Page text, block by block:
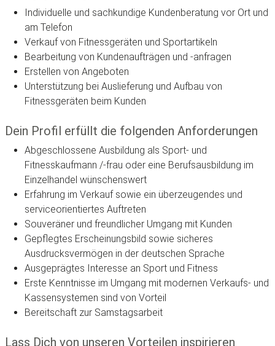
Individuelle und sachkundige Kundenberatung vor Ort und
am Telefon
Verkauf von Fitnessgeräten und Sportartikeln
Bearbeitung von Kundenaufträgen und -anfragen
Erstellen von Angeboten
Unterstützung bei Auslieferung und Aufbau von
Fitnessgeräten beim Kunden
Dein Profil erfüllt die folgenden Anforderungen
Abgeschlossene Ausbildung als Sport- und
Fitnesskaufmann /-frau oder eine Berufsausbildung im
Einzelhandel wünschenswert
Erfahrung im Verkauf sowie ein überzeugendes und
serviceorientiertes Auftreten
Souveräner und freundlicher Umgang mit Kunden
Gepflegtes Erscheinungsbild sowie sicheres
Ausdrucksvermögen in der deutschen Sprache
Ausgeprägtes Interesse an Sport und Fitness
Erste Kenntnisse im Umgang mit modernen Verkaufs- und
Kassensystemen sind von Vorteil
Bereitschaft zur Samstagsarbeit
Lass Dich von unseren Vorteilen inspirieren